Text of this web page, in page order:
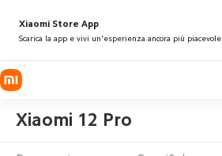
Xiaomi Store App
Scarica la app e vivi un'esperienza ancora più piacevole
Xiaomi 12 Pro